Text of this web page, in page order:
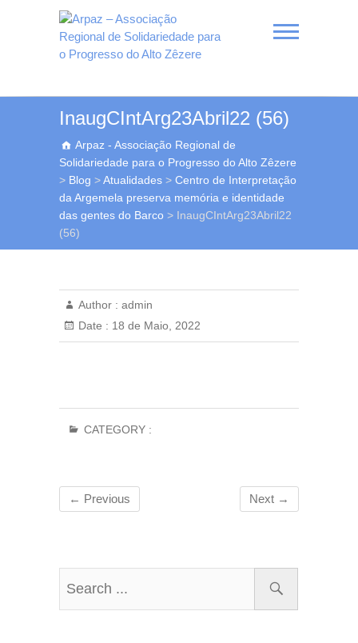
Arpaz – Associação
Regional de
Solidariedade para o
Progresso do Alto Zêzere
InaugCIntArg23Abril22 (56)
Arpaz - Associação Regional de
Solidariedade para o Progresso do Alto Zêzere
> Blog >Atualidades > Centro de Interpretação
da Argemela preserva memória e identidade
das gentes do Barco > InaugCIntArg23Abril22
(56)
Author : admin
Date : 18 de Maio, 2022
CATEGORY :
← Previous Next →